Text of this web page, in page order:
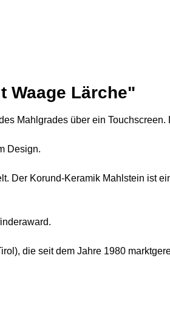
Waage Lärche"
Mahlgrades über ein
Design.
Der Korund-Keramik Mahlstein ist
die seit dem Jahre 1980